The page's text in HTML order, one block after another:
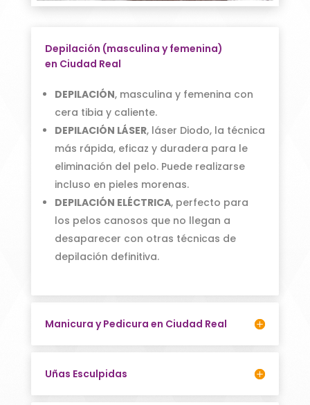
Depilación (masculina y femenina)
en Ciudad Real
DEPILACIÓN, masculina y femenina con
cera tibia y caliente.
DEPILACIÓN LÁSER, láser Diodo, la técnica
más rápida, eficaz y duradera para le
eliminación del pelo. Puede realizarse
incluso en pieles morenas.
DEPILACIÓN ELÉCTRICA, perfecto para
los pelos canosos que no llegan a
desaparecer con otras técnicas de
depilación definitiva.
Manicura y Pedicura en Ciudad Real
Uñas Esculpidas